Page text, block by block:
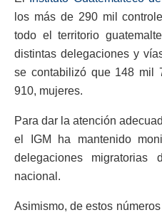
los más de 290 mil
todo el territorio
distintas delegaciones y
se contabilizó que 148 mil
910, mujeres.
Para dar la atención
el IGM ha mantenido
delegaciones migratorias
nacional.
Asimismo, de estos